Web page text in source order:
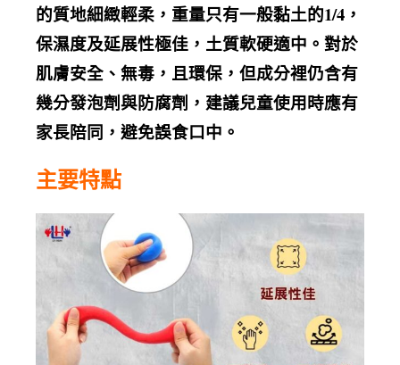
的質地細緻輕柔，重量只有一般黏土的1/4，
保濕度及延展性極佳，土質軟硬適中。對於
肌膚安全、無毒，且環保，但成分裡仍含有
幾分發泡劑與防腐劑，建議兒童使用時應有
家長陪同，避免誤食口中。
主要特點